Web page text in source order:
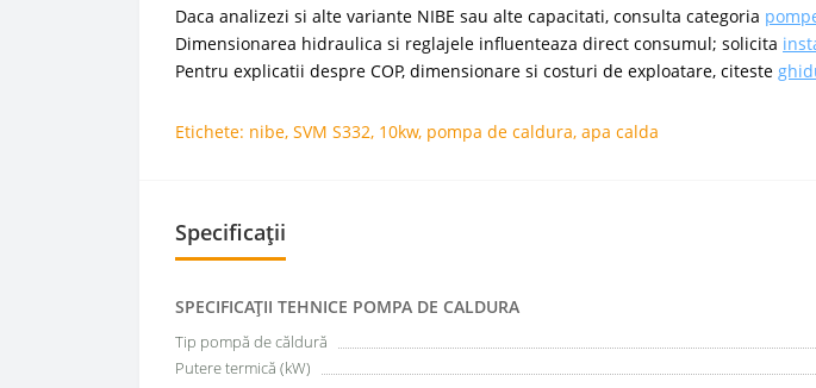
Daca analizezi si alte variante NIBE sau alte capacitati, consulta categoria
Dimensionarea hidraulica si reglajele influenteaza direct consumul; solicita
Pentru explicatii despre COP, dimensionare si costuri de exploatare, citeste
Etichete: nibe, SVM S332, 10kw, pompa de caldura, apa calda
Specificații
SPECIFICAŢII TEHNICE POMPA DE CALDURA
Tip pompă de căldură
Putere termică (kW)